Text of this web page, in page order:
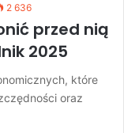
2 636
przed nią
2025
które
oraz